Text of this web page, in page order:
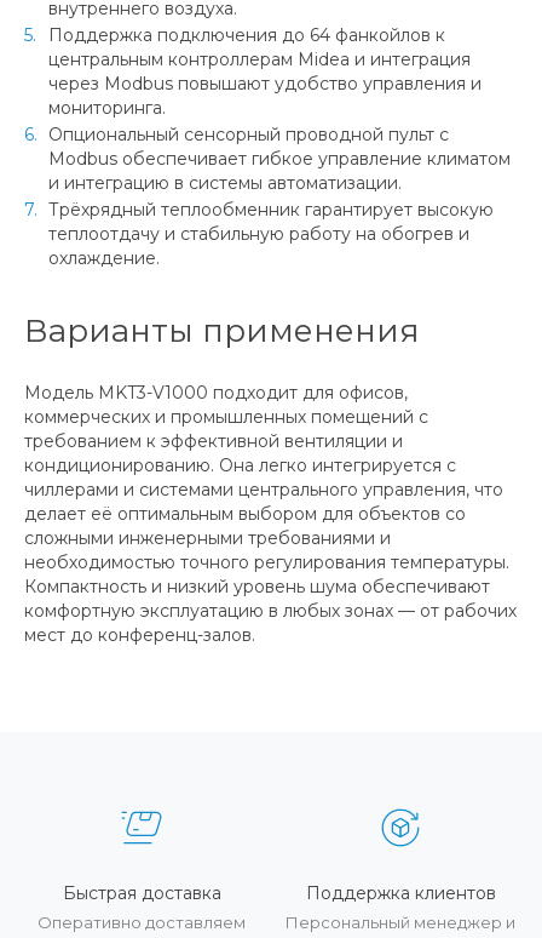
внутреннего воздуха.
Поддержка подключения до 64 фанкойлов к
центральным контроллерам Midea и интеграция
через Modbus повышают удобство управления и
мониторинга.
Опциональный сенсорный проводной пульт с
Modbus обеспечивает гибкое управление климатом
и интеграцию в системы автоматизации.
Трёхрядный теплообменник гарантирует высокую
теплоотдачу и стабильную работу на обогрев и
охлаждение.
Варианты применения
Модель MKT3-V1000 подходит для офисов,
коммерческих и промышленных помещений с
требованием к эффективной вентиляции и
кондиционированию. Она легко интегрируется с
чиллерами и системами центрального управления, что
делает её оптимальным выбором для объектов со
сложными инженерными требованиями и
необходимостью точного регулирования температуры.
Компактность и низкий уровень шума обеспечивают
комфортную эксплуатацию в любых зонах — от рабочих
мест до конференц-залов.
Быстрая доставка
Оперативно доставляем
Поддержка клиентов
Персональный менеджер и